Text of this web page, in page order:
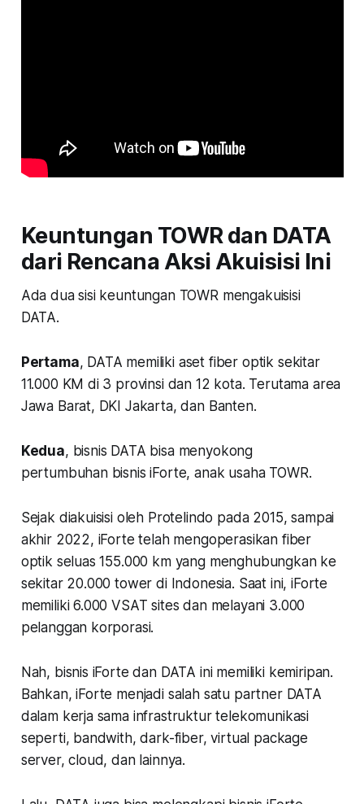
Keuntungan TOWR dan DATA
dari Rencana Aksi Akuisisi Ini
Ada dua sisi keuntungan TOWR mengakuisisi
DATA.
Pertama, DATA memiliki aset fiber optik sekitar
11.000 KM di 3 provinsi dan 12 kota. Terutama area
Jawa Barat, DKI Jakarta, dan Banten.
Kedua, bisnis DATA bisa menyokong
pertumbuhan bisnis iForte, anak usaha TOWR.
Sejak diakuisisi oleh Protelindo pada 2015, sampai
akhir 2022, iForte telah mengoperasikan fiber
optik seluas 155.000 km yang menghubungkan ke
sekitar 20.000 tower di Indonesia. Saat ini, iForte
memiliki 6.000 VSAT sites dan melayani 3.000
pelanggan korporasi.
Nah, bisnis iForte dan DATA ini memiliki kemiripan.
Bahkan, iForte menjadi salah satu partner DATA
dalam kerja sama infrastruktur telekomunikasi
seperti, bandwith, dark-fiber, virtual package
server, cloud, dan lainnya.